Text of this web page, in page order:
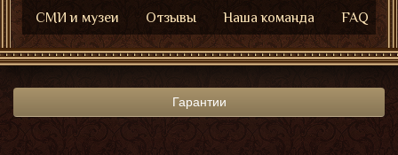
СМИ и музеи Отзывы Наша команда FAQ
Гарантии